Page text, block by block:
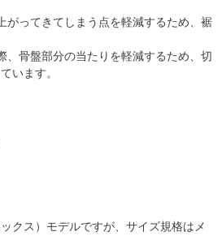
がってきてしまう点を軽減するため、裾
、骨盤部分の当たりを軽減するため、切
います。
クス）モデルですが、サイズ規格はメ